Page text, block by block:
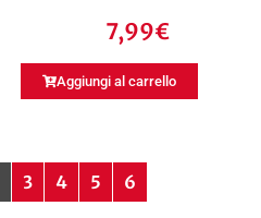
7,99€
Aggiungi al carrello
3 4 5 6